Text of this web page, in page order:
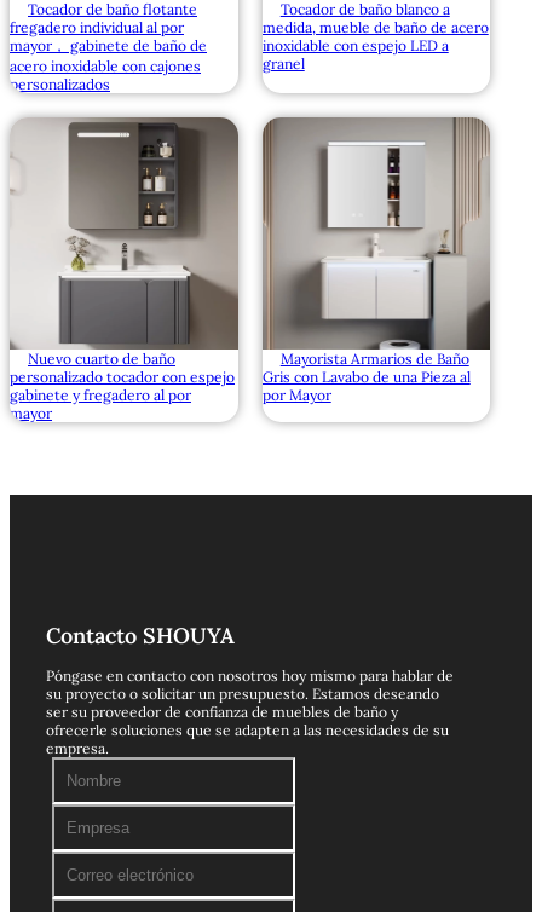
Tocador de baño flotante
fregadero individual al por
mayor， gabinete de baño de
acero inoxidable con cajones
personalizados
Tocador de baño blanco a
medida, mueble de baño de acero
inoxidable con espejo LED a
granel
Nuevo cuarto de baño
personalizado tocador con espejo
gabinete y fregadero al por
mayor
Mayorista Armarios de Baño
Gris con Lavabo de una Pieza al
por Mayor
Contacto SHOUYA
Póngase en contacto con nosotros hoy mismo para hablar de
su proyecto o solicitar un presupuesto. Estamos deseando
ser su proveedor de confianza de muebles de baño y
ofrecerle soluciones que se adapten a las necesidades de su
empresa.